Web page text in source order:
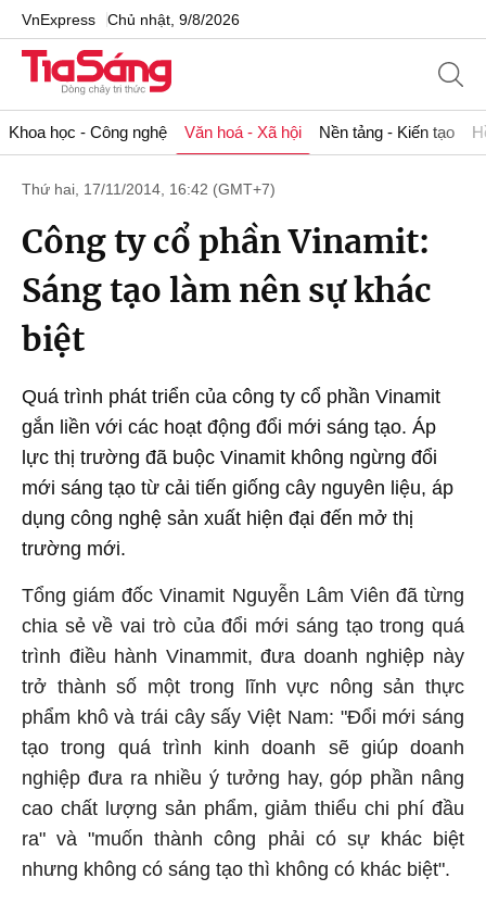
VnExpress Chủ nhật, 9/8/2026
Khoa học - Công nghệ Văn hoá - Xã hội Nền tảng - Kiến tạo
Thứ hai, 17/11/2014, 16:42 (GMT+7)
Công ty cổ phần Vinamit:
Sáng tạo làm nên sự khác
biệt
Quá trình phát triển của công ty cổ phần Vinamit
gắn liền với các hoạt động đổi mới sáng tạo. Áp
lực thị trường đã buộc Vinamit không ngừng đổi
mới sáng tạo từ cải tiến giống cây nguyên liệu, áp
dụng công nghệ sản xuất hiện đại đến mở thị
trường mới.
Tổng giám đốc Vinamit Nguyễn Lâm Viên đã từng
chia sẻ về vai trò của đổi mới sáng tạo trong quá
trình điều hành Vinammit, đưa doanh nghiệp này
trở thành số một trong lĩnh vực nông sản thực
phẩm khô và trái cây sấy Việt Nam: "Đổi mới sáng
tạo trong quá trình kinh doanh sẽ giúp doanh
nghiệp đưa ra nhiều ý tưởng hay, góp phần nâng
cao chất lượng sản phẩm, giảm thiểu chi phí đầu
ra" và "muốn thành công phải có sự khác biệt
nhưng không có sáng tạo thì không có khác biệt".